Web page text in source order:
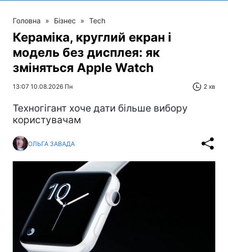
Головна » Бізнес » Tech
Кераміка, круглий екран і
модель без дисплея: як
зміняться Apple Watch
13:07 10.08.2026 Пн 2 хв
Техногігант хоче дати більше вибору
користувачам
ОЛЬГА ЗАВАДА